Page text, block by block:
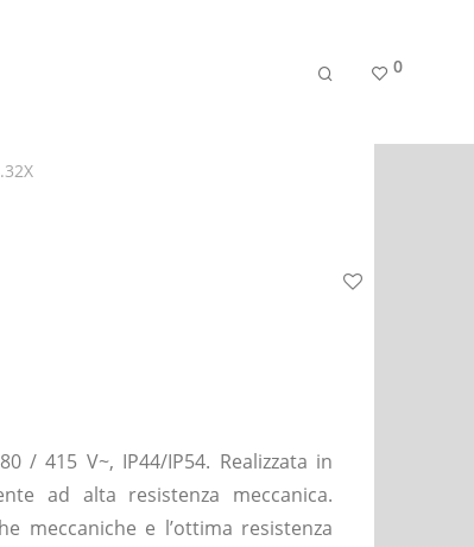
0
/ 415 V~, IP44/IP54. Realizzata in
ad alta resistenza meccanica.
meccaniche e l’ottima resistenza